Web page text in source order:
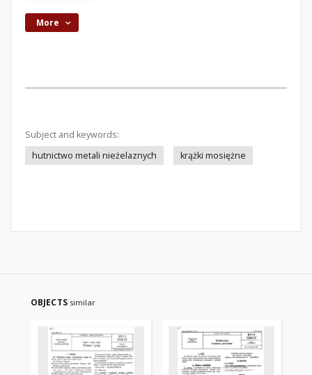
More
Subject and keywords:
hutnictwo metali nieżelaznych
krążki mosiężne
OBJECTS similar